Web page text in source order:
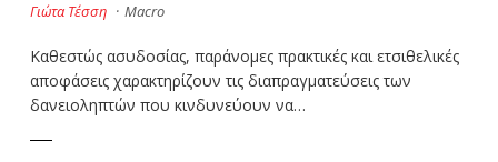
Γιώτα Τέσση · Macro
Καθεστώς ασυδοσίας, παράνομες πρακτικές και ετσιθελικές
αποφάσεις χαρακτηρίζουν τις διαπραγματεύσεις των
δανειοληπτών που κινδυνεύουν να…